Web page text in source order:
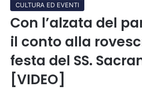
CULTURA ED EVENTI
Con l’alzata del
il conto alla
festa del SS.
[VIDEO]